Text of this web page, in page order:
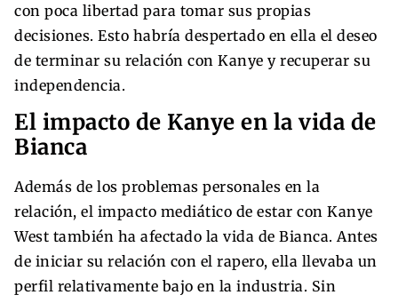
con poca libertad para tomar sus propias
decisiones. Esto habría despertado en ella el deseo
de terminar su relación con Kanye y recuperar su
independencia.
El impacto de Kanye en la vida de
Bianca
Además de los problemas personales en la
relación, el impacto mediático de estar con Kanye
West también ha afectado la vida de Bianca. Antes
de iniciar su relación con el rapero, ella llevaba un
perfil relativamente bajo en la industria. Sin